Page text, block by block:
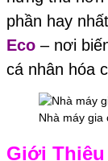
phần hay
Eco – nơi
cá nhân hóa
Nhà máy gia
Giới Thiệu